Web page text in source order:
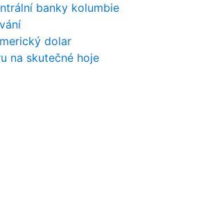
banky kolumbie
dolar
na skutečné hoje